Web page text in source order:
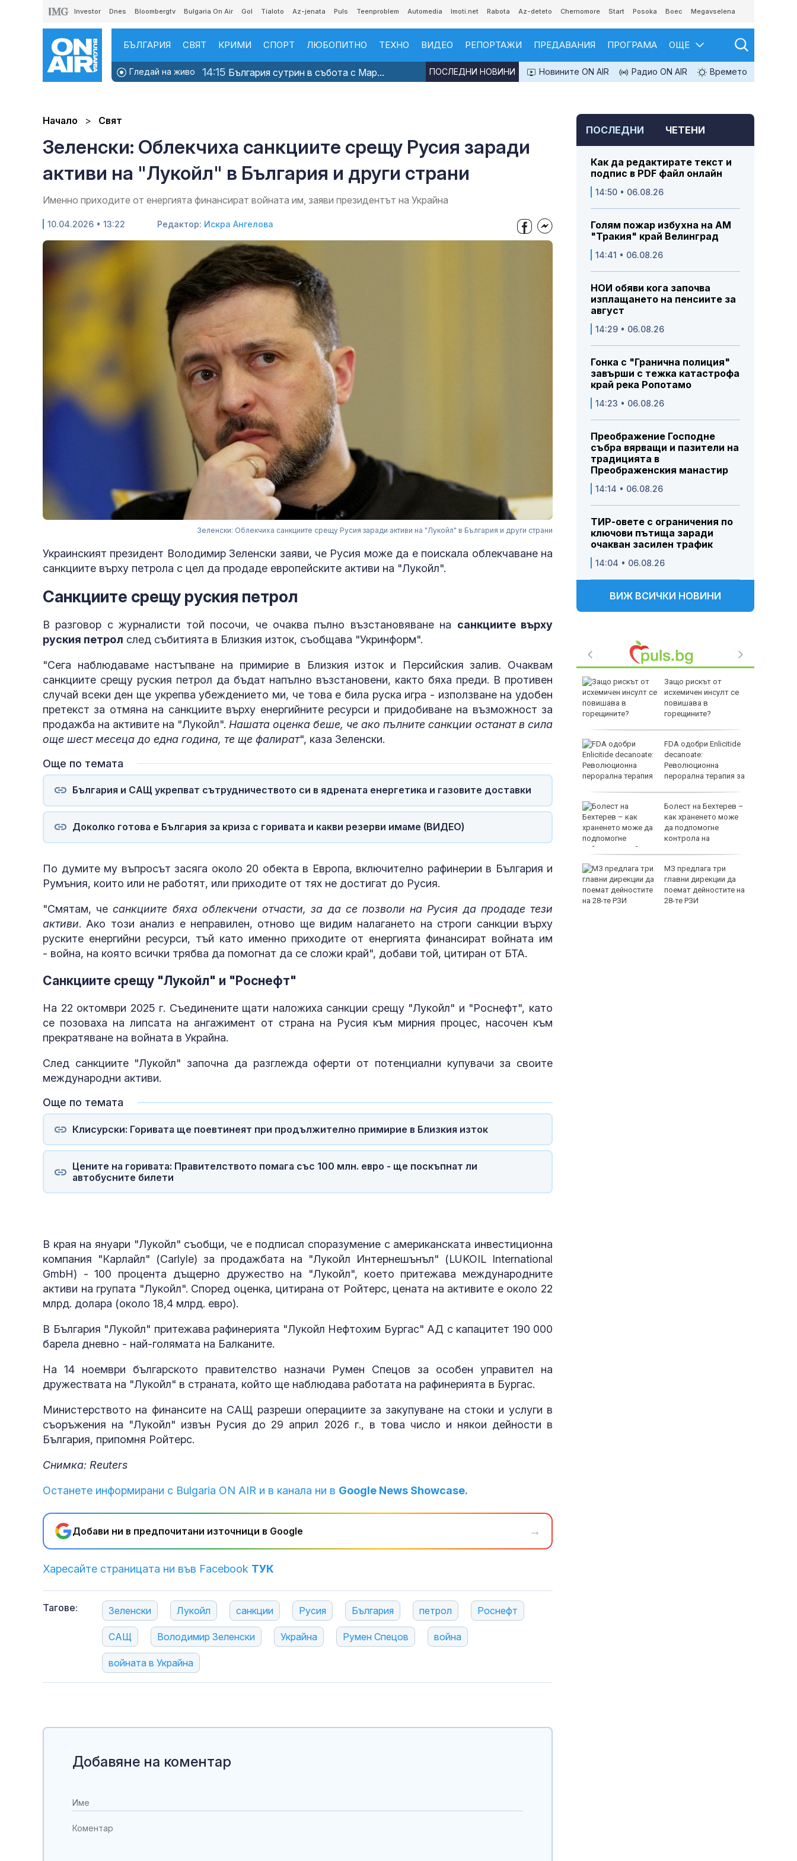
Investor Dnes Bloombergtv Bulgaria On Air Gol Tialoto Az-jenata Puls Teenproblem Automedia Imoti.net Rabota Az-deteto Chernomore Start Posoka Boec Megavselena
БЪЛГАРИЯ СВЯТ КРИМИ СПОРТ ЛЮБОПИТНО ТЕХНО ВИДЕО РЕПОРТАЖИ ПРЕДАВАНИЯ ПРОГРАМА ОЩЕ
Гледай на живо 14:15 България сутрин в събота с Мар... Новините ON AIR Радио ON AIR Времето
ПОСЛЕДНИ НОВИНИ
Начало Свят
Зеленски: Облекчиха санкциите срещу Русия заради
активи на "Лукойл" в България и други страни
Именно приходите от енергията финансират войната им, заяви президентът на Украйна
10.04.2026 • 13:22 Редактор: Искра Ангелова
Зеленски: Облекчиха санкциите срещу Русия заради активи на "Лукойл" в България и други страни
Украинският президент Володимир Зеленски заяви, че Русия може да е поискала облекчаване на
санкциите върху петрола с цел да продаде европейските активи на "Лукойл".
Санкциите срещу руския петрол
В разговор с журналисти той посочи, че очаква пълно възстановяване на санкциите върху
руския петрол след събитията в Близкия изток, съобщава "Укринформ".
"Сега наблюдаваме настъпване на примирие в Близкия изток и Персийския залив. Очаквам
санкциите срещу руския петрол да бъдат напълно възстановени, както бяха преди. В противен
случай всеки ден ще укрепва убеждението ми, че това е била руска игра - използване на удобен
претекст за отмяна на санкциите върху енергийните ресурси и придобиване на възможност за
продажба на активите на "Лукойл". Нашата оценка беше, че ако пълните санкции останат в сила
още шест месеца до една година, те ще фалират", каза Зеленски.
Още по темата
България и САЩ укрепват сътрудничеството си в ядрената енергетика и газовите доставки
Доколко готова е България за криза с горивата и какви резерви имаме (ВИДЕО)
По думите му въпросът засяга около 20 обекта в Европа, включително рафинерии в България и
Румъния, които или не работят, или приходите от тях не достигат до Русия.
"Смятам, чесанкциите бяха облекчени отчасти, за да се позволи на Русия да продаде тези
активи. Ако този анализ е неправилен, отново ще видим налагането на строги санкции върху
руските енергийни ресурси, тъй като именно приходите от енергията финансират войната им
- война, на която всички трябва да помогнат да се сложи край", добави той, цитиран от БТА.
Санкциите срещу "Лукойл" и "Роснефт"
На 22 октомври 2025 г. Съединените щати наложиха санкции срещу "Лукойл" и "Роснефт", като
се позоваха на липсата на ангажимент от страна на Русия към мирния процес, насочен към
прекратяване на войната в Украйна.
След санкциите "Лукойл" започна да разглежда оферти от потенциални купувачи за своите
международни активи.
Още по темата
Клисурски: Горивата ще поевтинеят при продължително примирие в Близкия изток
Цените на горивата: Правителството помага със 100 млн. евро - ще поскъпнат ли
автобусните билети
В края на януари "Лукойл" съобщи, че е подписал споразумение с американската инвестиционна
компания "Карлайл" (Carlyle) за продажбата на "Лукойл Интернешънъл" (LUKOIL International
GmbH) - 100 процента дъщерно дружество на "Лукойл", което притежава международните
активи на групата "Лукойл". Според оценка, цитирана от Ройтерс, цената на активите е около 22
млрд. долара (около 18,4 млрд. евро).
В България "Лукойл" притежава рафинерията "Лукойл Нефтохим Бургас" АД с капацитет 190 000
барела дневно - най-голямата на Балканите.
На 14 ноември българското правителство назначи Румен Спецов за особен управител на
дружествата на "Лукойл" в страната, който ще наблюдава работата на рафинерията в Бургас.
Министерството на финансите на САЩ разреши операциите за закупуване на стоки и услуги в
съоръжения на "Лукойл" извън Русия до 29 април 2026 г., в това число и някои дейности в
България, припомня Ройтерс.
Снимка: Reuters
Останете информирани с Bulgaria ON AIR и в канала ни в Google News Showcase.
Добави ни в предпочитани източници в Google →
Харесайте страницата ни във Facebook ТУК
Тагове: Зеленски Лукойл санкции Русия България петрол Роснефт
САЩ Володимир Зеленски Украйна Румен Спецов война
войната в Украйна
ПОСЛЕДНИ ЧЕТЕНИ
Как да редактирате текст и
подпис в PDF файл онлайн
14:50 • 06.08.26
Голям пожар избухна на АМ
"Тракия" край Велинград
14:41 • 06.08.26
НОИ обяви кога започва
изплащането на пенсиите за
август
14:29 • 06.08.26
Гонка с "Гранична полиция"
завърши с тежка катастрофа
край река Ропотамо
14:23 • 06.08.26
Преображение Господне
събра вярващи и пазители на
традицията в
Преображенския манастир
14:14 • 06.08.26
ТИР-овете с ограничения по
ключови пътища заради
очакван засилен трафик
14:04 • 06.08.26
ВИЖ ВСИЧКИ НОВИНИ
Радев: В Доброславци
ще бъде изграден
космически и
технологичен център
находището “Хан
Тервел”
Николов: МВР реагира
Как действа
Защо рискът от
исхемичен инсулт се
повишава в
горещините?
FDA одобри Еnlicitide
decanoate:
Революционна
перорална терапия за
Болест на Бехтерев –
как храненето може
да подпомогне
контрола на
заболяването?
МЗ предлага три
главни дирекции да
поемат дейностите на
28-те РЗИ
Добавяне на коментар